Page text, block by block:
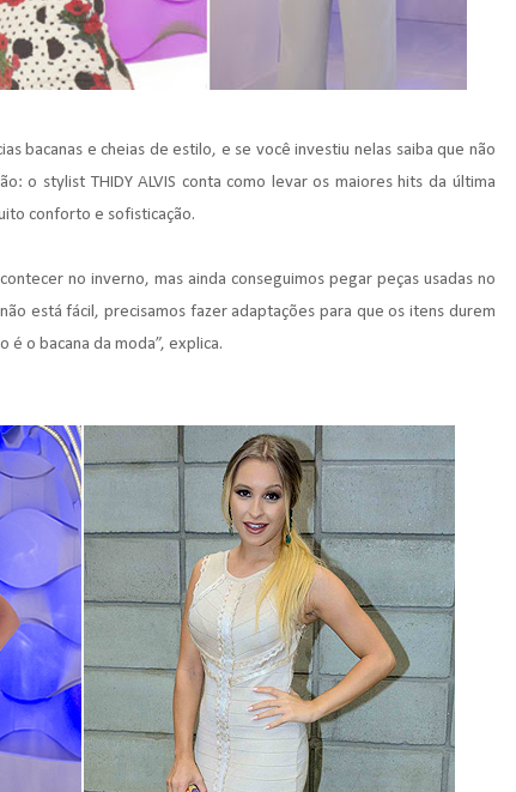
bacanas e cheias de estilo, e se você investiu nelas saiba que não
o stylist THIDY ALVIS conta como levar os maiores hits da última
conforto e sofisticação.
no inverno, mas ainda conseguimos pegar peças usadas no
está fácil, precisamos fazer adaptações para que os itens durem
é o bacana da moda”, explica.